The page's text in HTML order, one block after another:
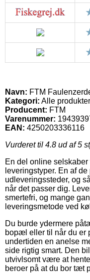
Navn: FTM
Kategori: Alle produkter
Producent: FTM
Varenummer:
EAN: 4250203336116
Vurderet til 4.8 ud af 5
En del online
leveringstyper. En af
udleveringssteder, og
når det passer dig.
smertefri, og mange
leveringsmetode ved
Du burde ydermere
bopæl eller til når du er
undertiden en anelse
side rigtig smart. Den
utvivlsomt være at
beroer på at du bor tæt